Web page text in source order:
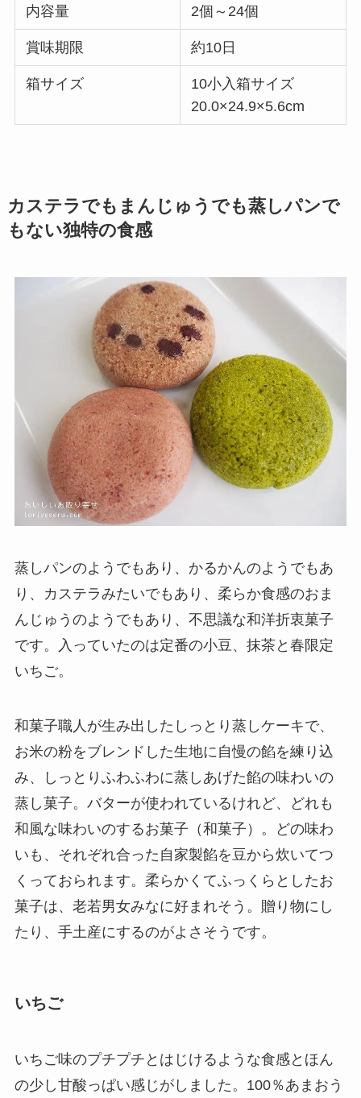
内容量 2個～24個
賞味期限 約10日
箱サイズ
10小入箱サイズ
20.0×24.9×5.6cm
カステラでもまんじゅうでも蒸しパンで
もない独特の食感
蒸しパンのようでもあり、かるかんのようでもあ
り、カステラみたいでもあり、柔らか食感のおま
んじゅうのようでもあり、不思議な和洋折衷菓子
です。入っていたのは定番の小豆、抹茶と春限定
いちご。
和菓子職人が生み出したしっとり蒸しケーキで、
お米の粉をブレンドした生地に自慢の餡を練り込
み、しっとりふわふわに蒸しあげた餡の味わいの
蒸し菓子。バターが使われているけれど、どれも
和風な味わいのするお菓子（和菓子）。どの味わ
いも、それぞれ合った自家製餡を豆から炊いてつ
くっておられます。柔らかくてふっくらとしたお
菓子は、老若男女みなに好まれそう。贈り物にし
たり、手土産にするのがよさそうです。
いちご
いちご味のプチプチとはじけるような食感とほん
の少し甘酸っぱい感じがしました。100％あまおう